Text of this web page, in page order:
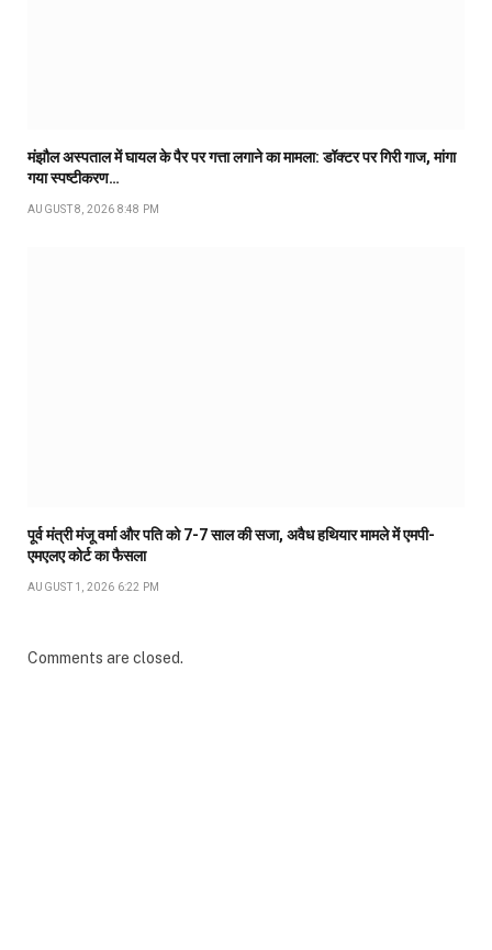
मंझौल अस्पताल में घायल के पैर पर गत्ता लगाने का मामला: डॉक्टर पर गिरी गाज, मांगा
गया स्पष्टीकरण…
AUGUST 8, 2026 8:48 PM
पूर्व मंत्री मंजू वर्मा और पति को 7-7 साल की सजा, अवैध हथियार मामले में एमपी-
एमएलए कोर्ट का फैसला
AUGUST 1, 2026 6:22 PM
Comments are closed.